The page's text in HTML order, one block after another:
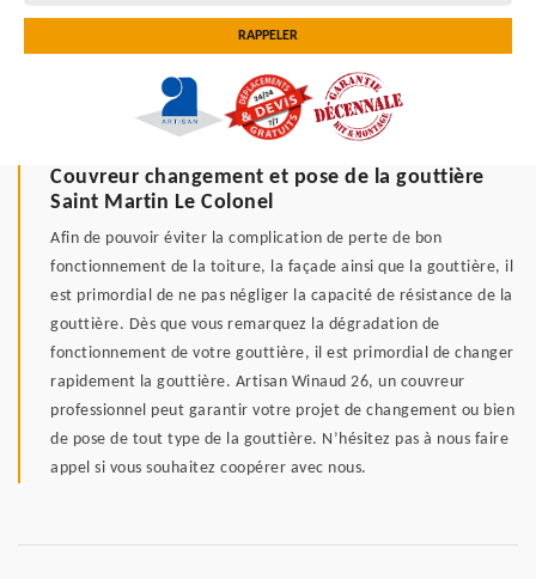
Couvreur changement et pose de la gouttière
Saint Martin Le Colonel
Afin de pouvoir éviter la complication de perte de bon
fonctionnement de la toiture, la façade ainsi que la gouttière, il
est primordial de ne pas négliger la capacité de résistance de la
gouttière. Dès que vous remarquez la dégradation de
fonctionnement de votre gouttière, il est primordial de changer
rapidement la gouttière. Artisan Winaud 26, un couvreur
professionnel peut garantir votre projet de changement ou bien
de pose de tout type de la gouttière. N’hésitez pas à nous faire
appel si vous souhaitez coopérer avec nous.